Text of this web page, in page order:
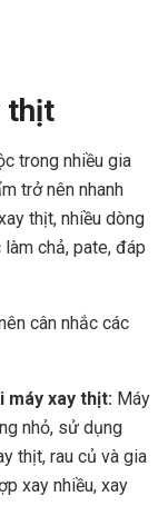
thịt
trong nhiều gia
trở nên nhanh
thịt, nhiều dòng
chả, pate, đáp
cân nhắc các
máy xay thịt: Máy
nhỏ, sử dụng
thịt, rau củ và gia
xay nhiều, xay